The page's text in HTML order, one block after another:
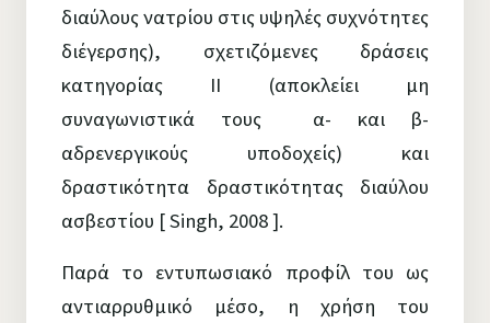
διαύλους νατρίου στις υψηλές συχνότητες
διέγερσης), σχετιζόμενες δράσεις
κατηγορίας II (αποκλείει μη
συναγωνιστικά τους α- και β-
αδρενεργικούς υποδοχείς) και
δραστικότητα δραστικότητας διαύλου
ασβεστίου [ Singh, 2008 ].
Παρά το εντυπωσιακό προφίλ του ως
αντιαρρυθμικό μέσο, η χρήση του